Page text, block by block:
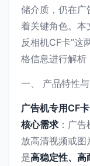
储介质，仍在广
着关键角色。本
反相机CF卡”这
格信息进行解析
一、 产品特性
广告机专用CF卡
核心需求 ：广
放高清视频或
是高稳定性、高